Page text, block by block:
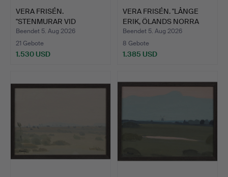
VERA FRISÉN.
"STENMURAR VID
ALVARET, ÖLAND…
Beendet 5. Aug 2026
21 Gebote
1.530 USD
VERA FRISÉN. "LÅNGE
ERIK, ÖLANDS NORRA
UDD…
Beendet 5. Aug 2026
8 Gebote
1.385 USD